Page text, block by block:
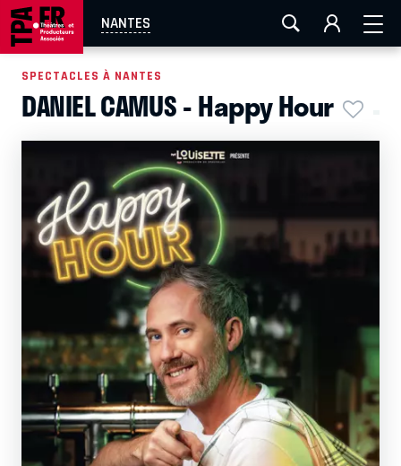
NANTES
AIX-MARSEILLE AURAY LA ROCHELLE
EN TOURNÉE
SPECTACLES À NANTES
DANIEL CAMUS - Happy Hour